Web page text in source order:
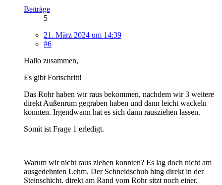
Beiträge
5
21. März 2024 um 14:39
#6
Hallo zusammen,
Es gibt Fortschritt!
Das Rohr haben wir raus bekommen, nachdem wir 3 weitere
direkt Außenrum gegraben haben und dann leicht wackeln
konnten. Irgendwann hat es sich dann rausziehen lassen.
Somit ist Frage 1 erledigt.
Warum wir nicht raus ziehen konnten? Es lag doch nicht am
ausgedehnten Lehm. Der Schneidschuh hing direkt in der
Steinschicht. direkt am Rand vom Rohr sitzt noch einer.